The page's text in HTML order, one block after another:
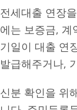
전세대출 연장
에는 보증금, 계
기일이 대출 연
발급해주거나,
신분 확인을 위